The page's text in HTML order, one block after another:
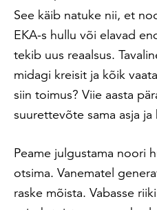
See käib natuke nii, et
EKA-s hullu või elavad
tekib uus reaalsus.
midagi kreisit ja kõik
siin toimus? Viie aasta
suurettevõte sama asja
Peame julgustama noori
otsima. Vanematel
raske mõista. Vabasse